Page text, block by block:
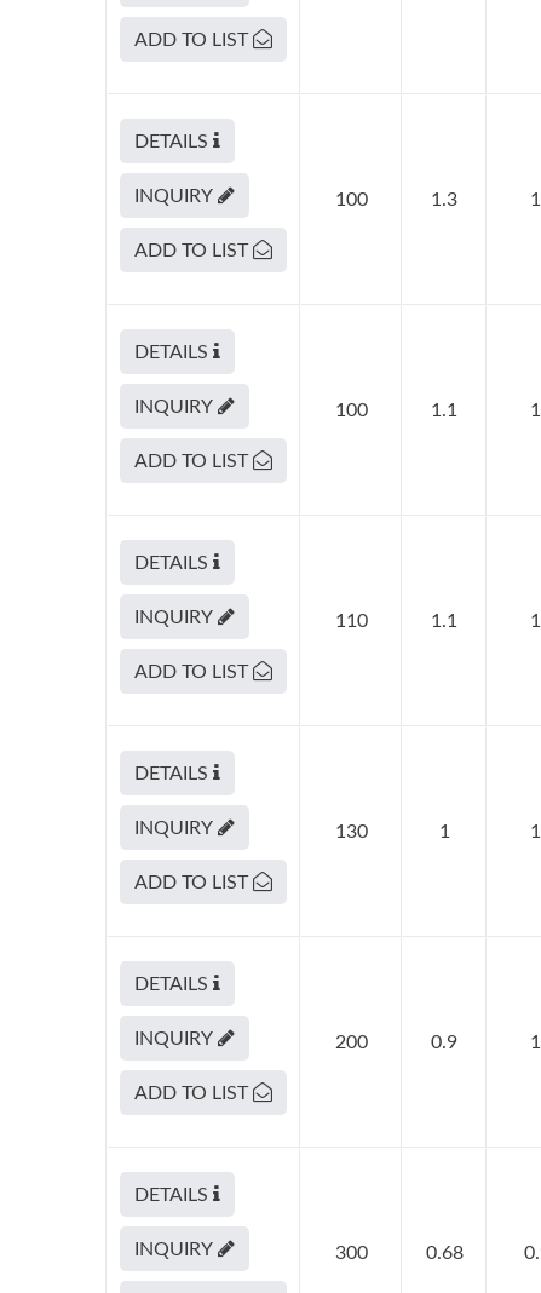
ADD TO LIST
1.3
100
ADD TO LIST
1.1
100
ADD TO LIST
1.1
110
ADD TO LIST
1
130
ADD TO LIST
0.9
200
ADD TO LIST
0.68
300